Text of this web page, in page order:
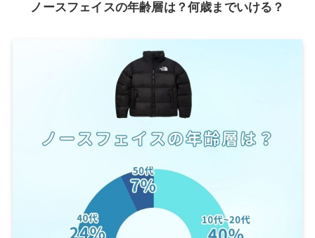
ノースフェイスの年齢層は？何歳までいける？